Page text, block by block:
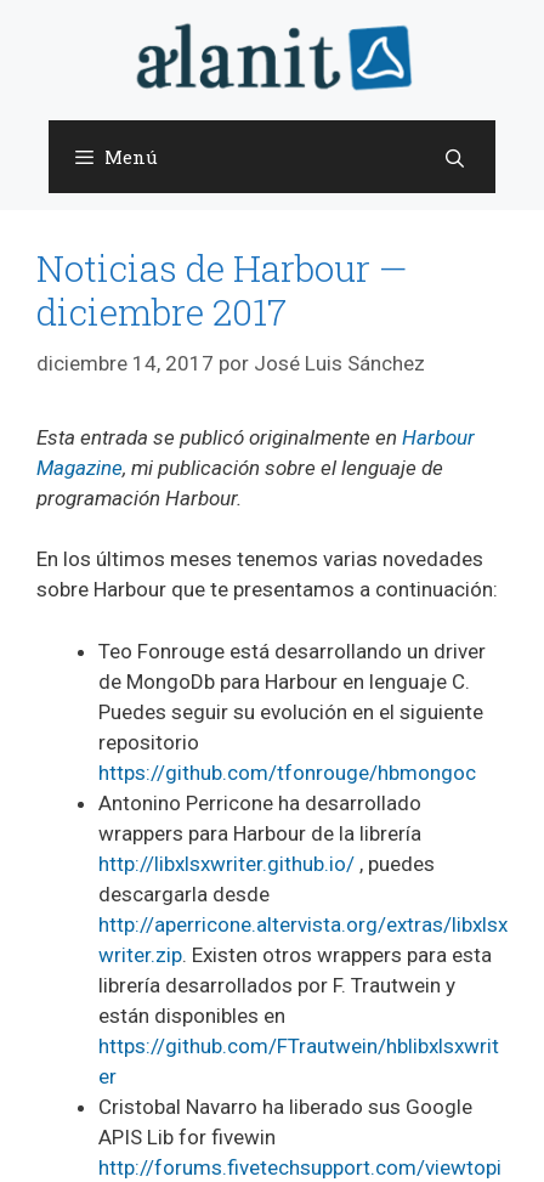
Menú
Noticias de Harbour —
diciembre 2017
diciembre 14, 2017 por José Luis Sánchez
Esta entrada se publicó originalmente en Harbour
Magazine, mi publicación sobre el lenguaje de
programación Harbour.
En los últimos meses tenemos varias novedades
sobre Harbour que te presentamos a continuación:
Teo Fonrouge está desarrollando un driver
de MongoDb para Harbour en lenguaje C.
Puedes seguir su evolución en el siguiente
repositorio
https://github.com/tfonrouge/hbmongoc
Antonino Perricone ha desarrollado
wrappers para Harbour de la librería
http://libxlsxwriter.github.io/ , puedes
descargarla desde
http://aperricone.altervista.org/extras/libxlsx
writer.zip. Existen otros wrappers para esta
librería desarrollados por F. Trautwein y
están disponibles en
https://github.com/FTrautwein/hblibxlsxwrit
er
Cristobal Navarro ha liberado sus Google
APIS Lib for fivewin
http://forums.fivetechsupport.com/viewtopi